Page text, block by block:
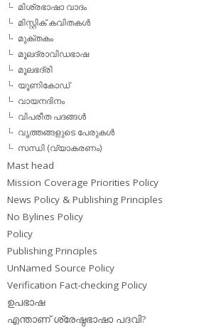
മിശ്രഭാഷാ വാദം
മിസ്റ്റിക് കവിതകള്‍
മുക്തകം
മൂലദ്രാവിഡഭാഷ
മൂലഭദ്രി
യൂണികോഡ്
വായനദിനം
വിപരീത പദങ്ങള്‍
വൃത്തങ്ങളുടെ പേരുകള്‍
സന്ധി (വ്യാകരണം)
Mast head
Mission Coverage Priorities Policy
News Policy & Publishing Principles
No Bylines Policy
Policy
Publishing Principles
UnNamed Source Policy
Verification Fact-checking Policy
ഉപഭാഷ
എന്താണ് ശ്രേഷ്ഠഭാഷാ പദവി?